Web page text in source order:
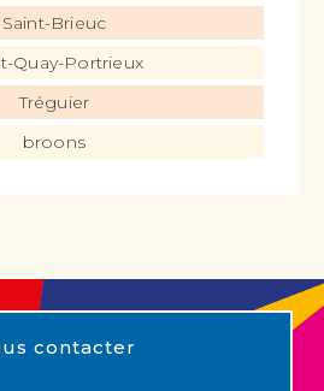
Saint-Brieuc
Quay-Portrieux
Tréguier
broons
contacter